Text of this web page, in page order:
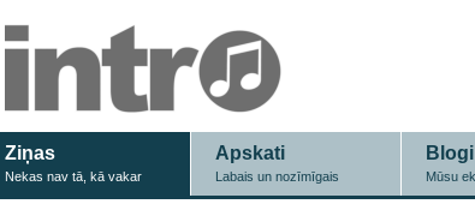
Ziņas
Nekas nav tā, kā vakar
Apskati
Labais un nozīmīgais
Blogi
Mūsu